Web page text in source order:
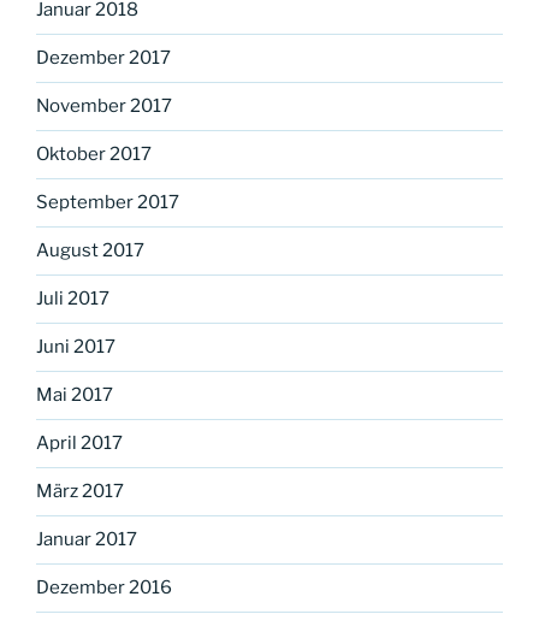
Januar 2018
Dezember 2017
November 2017
Oktober 2017
September 2017
August 2017
Juli 2017
Juni 2017
Mai 2017
April 2017
März 2017
Januar 2017
Dezember 2016